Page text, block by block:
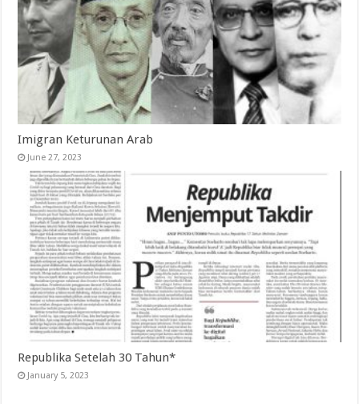
Imigran Keturunan Arab
June 27, 2023
Republika Setelah 30 Tahun*
January 5, 2023